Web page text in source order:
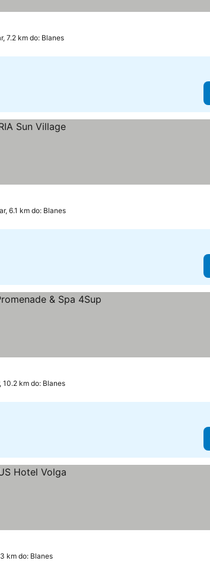
7.2 km do: Blanes
6.1 km do: Blanes
10.2 km do: Blanes
km do: Blanes